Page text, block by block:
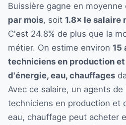
Buissière gagne en moyenne
par mois, soit 1.8× le salaire
C'est 24.8% de plus que la
métier. On estime environ 15
techniciens en production
d'énergie, eau, chauffages
Avec ce salaire, un agents
techniciens en production et
eau, chauffage peut acheter